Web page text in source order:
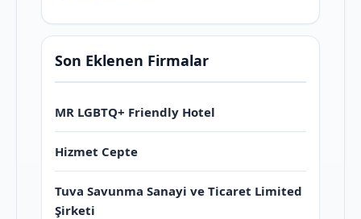
Son Eklenen Firmalar
MR LGBTQ+ Friendly Hotel
Hizmet Cepte
Tuva Savunma Sanayi ve Ticaret Limited
Şirketi